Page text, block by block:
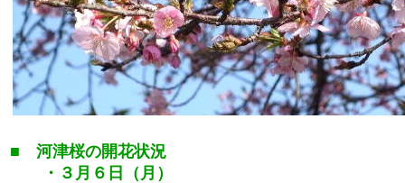
■ 河津桜の開花状況
・３月６日（月）